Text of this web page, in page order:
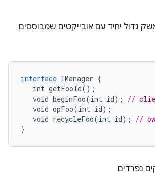
גדול יחיד עם אובייקטים שמבוססים
interface IManager {
int getFooId();
void beginFoo(int id);
//
void opFoo(int id);
void recycleFoo(int id);
//
}
נפרדים